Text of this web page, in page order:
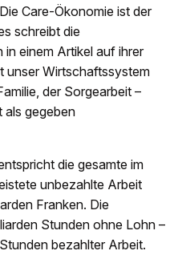
Care-Ökonomie ist der
schreibt die
einem Artikel auf ihrer
unser Wirtschaftssystem
der Sorgearbeit –
als gegeben
die gesamte im
unbezahlte Arbeit
Franken. Die
Stunden ohne Lohn –
bezahlter Arbeit.